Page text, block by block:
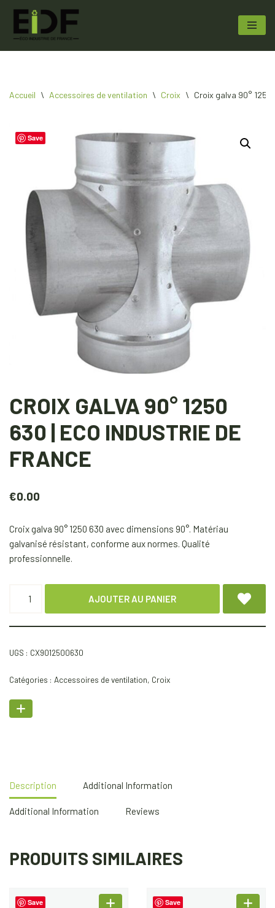
Aller
Accueil \ Accessoires de ventilation \ Croix \ Croix galva 90° 1250
Save
CROIX GALVA 90° 1250
630 | ECO INDUSTRIE DE
FRANCE
€0.00
Croix galva 90° 1250 630 avec dimensions 90°. Matériau
galvanisé résistant, conforme aux normes. Qualité
professionnelle.
AJOUTER AU PANIER
UGS : CX9012500630
Catégories : Accessoires de ventilation, Croix
Description Additional Information
Additional Information Reviews
PRODUITS SIMILAIRES
Save Save